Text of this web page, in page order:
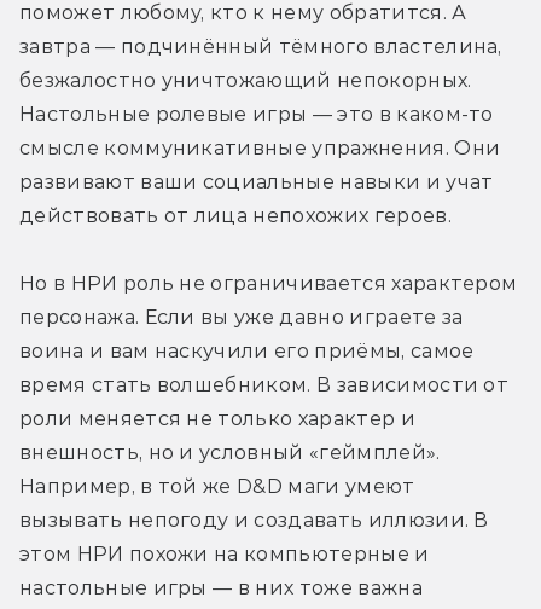
поможет любому, кто к нему обратится. А
завтра — подчинённый тёмного властелина,
безжалостно уничтожающий непокорных.
Настольные ролевые игры — это в каком-то
смысле коммуникативные упражнения. Они
развивают ваши социальные навыки и учат
действовать от лица непохожих героев.
Но в НРИ роль не ограничивается характером
персонажа. Если вы уже давно играете за
воина и вам наскучили его приёмы, самое
время стать волшебником. В зависимости от
роли меняется не только характер и
внешность, но и условный «геймплей».
Например, в той же D&D маги умеют
вызывать непогоду и создавать иллюзии. В
этом НРИ похожи на компьютерные и
настольные игры — в них тоже важна